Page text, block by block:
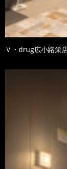
Ｖ・drug広小路栄